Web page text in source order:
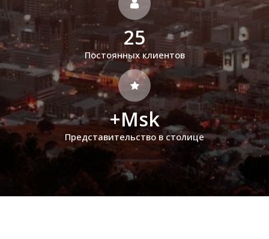
25
Постоянных клиентов
+Msk
Представительство в столице